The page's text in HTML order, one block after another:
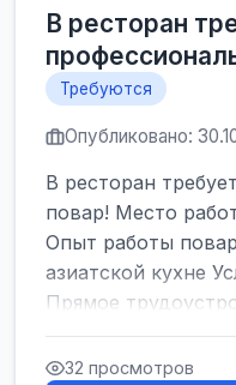
В ресторан
Требуются
Опубликовано:
В ресторан
повар! Место
Опыт работы
азиатской кухне
Прямое
Начал...
32 просмотров